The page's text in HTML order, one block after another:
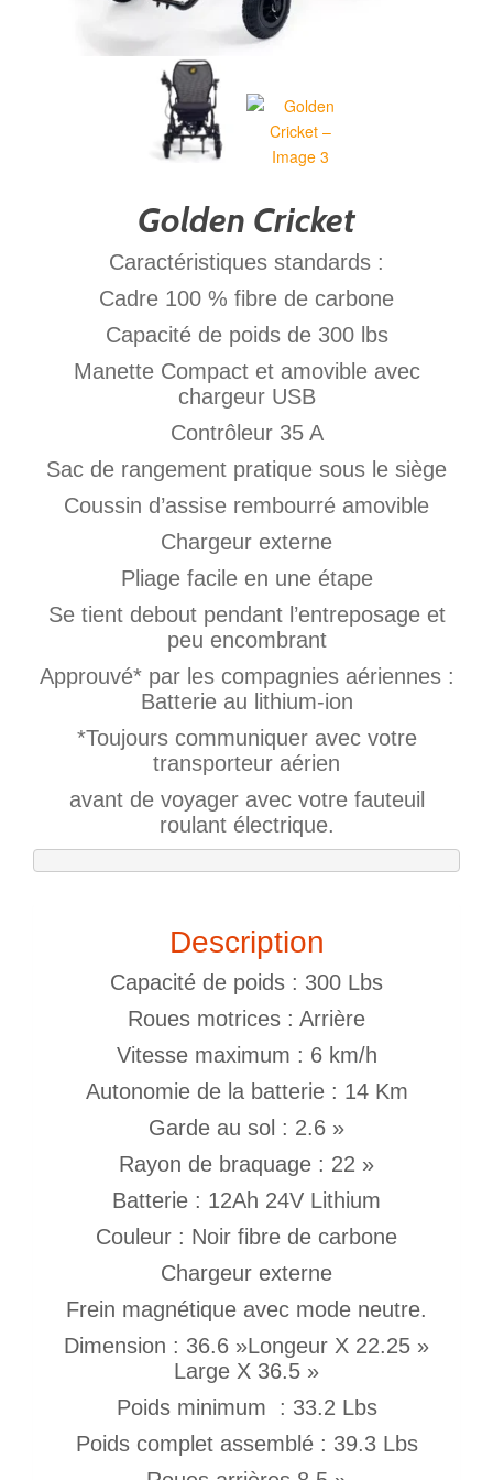
Golden Cricket
Caractéristiques standards :
Cadre 100 % fibre de carbone
Capacité de poids de 300 lbs
Manette Compact et amovible avec
chargeur USB
Contrôleur 35 A
Sac de rangement pratique sous le siège
Coussin d’assise rembourré amovible
Chargeur externe
Pliage facile en une étape
Se tient debout pendant l’entreposage et
peu encombrant
Approuvé* par les compagnies aériennes :
Batterie au lithium-ion
*Toujours communiquer avec votre
transporteur aérien
avant de voyager avec votre fauteuil
roulant électrique.
Description
Capacité de poids : 300 Lbs
Roues motrices : Arrière
Vitesse maximum : 6 km/h
Autonomie de la batterie : 14 Km
Garde au sol : 2.6 »
Rayon de braquage : 22 »
Batterie : 12Ah 24V Lithium
Couleur : Noir fibre de carbone
Chargeur externe
Frein magnétique avec mode neutre.
Dimension : 36.6 »Longeur X 22.25 »
Large X 36.5 »
Poids minimum : 33.2 Lbs
Poids complet assemblé : 39.3 Lbs